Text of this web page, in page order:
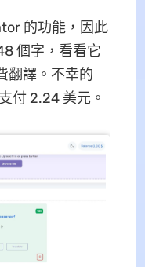
的功能，因此
個字，看看它
翻譯。不幸的
付 2.24 美元。